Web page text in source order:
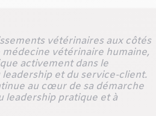
vétérinaires aux côtés
médecine vétérinaire humaine,
activement dans le
et du service-client.
au cœur de sa démarche
leadership pratique et à